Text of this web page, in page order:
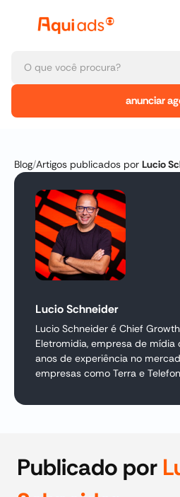
anunciar
Blog/Artigos publicados por Lucio
Lucio Schneider
Lucio Schneider é Chief
Eletromidia, empresa de mídia
anos de experiência no
empresas como Terra e
Publicado por